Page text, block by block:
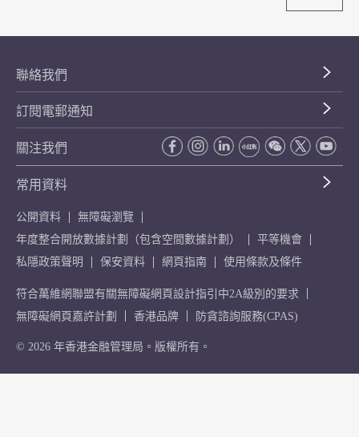
聯絡我們
訂閱電郵通知
關注我們
常用資料
公開資料
無障礙瀏覽
年度整合開放數據計劃（包含空間數據計劃）
平等機會
私隱政策聲明
保安資料 網頁指南 使用條款及條件
符合萬維網聯盟有關無障礙網頁設計指引中2A級別的要求
無障礙網頁嘉許計劃
香港品牌 防貪諮詢服務(CPAS)
© 2026 年香港金融管理局。版權所有。